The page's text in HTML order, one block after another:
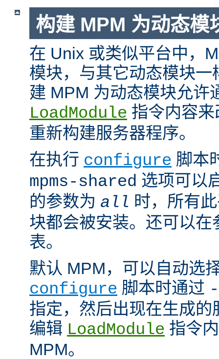
构建 MPM 为动态模
在 Unix 或类似平台中，
模块，与其它动态模块
建 MPM 为动态模块允许
LoadModule 指令内容
重新构建服务器程序。
在执行 configure 脚本
mpms-shared 选项可以
的参数为 all 时，所有
块都会被安装。还可以在
表。
默认 MPM，可以自动选
configure 脚本时通过
指定，然后出现在生成
编辑 LoadModule 指令
MPM。